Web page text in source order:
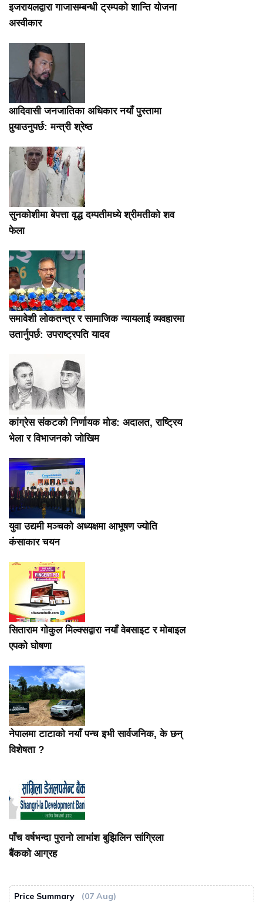
इजरायलद्वारा गाजासम्बन्धी ट्रम्पको शान्ति योजना
अस्वीकार
आदिवासी जनजातिका अधिकार नयाँ पुस्तामा
पुर्‍याउनुपर्छ: मन्त्री श्रेष्ठ
सुनकोशीमा बेपत्ता वृद्ध दम्पतीमध्ये श्रीमतीको शव
फेला
समावेशी लोकतन्त्र र सामाजिक न्यायलाई व्यवहारमा
उतार्नुपर्छ: उपराष्ट्रपति यादव
कांग्रेस संकटको निर्णायक मोड: अदालत, राष्ट्रिय
भेला र विभाजनको जोखिम
युवा उद्यमी मञ्चको अध्यक्षमा आभूषण ज्योति
कंसाकार चयन
सिताराम गोकुल मिल्क्सद्वारा नयाँ वेबसाइट र मोबाइल
एपको घोषणा
नेपालमा टाटाको नयाँ पन्च इभी सार्वजनिक, के छन्
विशेषता ?
पाँच वर्षभन्दा पुरानो लाभांश बुझिलिन सांग्रिला
बैंकको आग्रह